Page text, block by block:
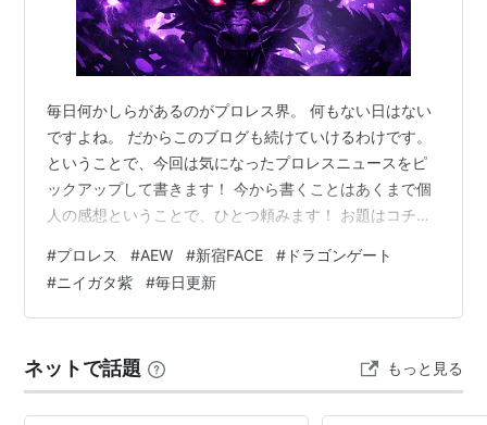
毎日何かしらがあるのがプロレス界。 何もない日はない
ですよね。 だからこのブログも続けていけるわけです。
ということで、今回は気になったプロレスニュースをピ
ックアップして書きます！ 今から書くことはあくまで個
人の感想ということで、ひとつ頼みます！ お題はコチ
す。著作権フリー！（笑） まずはコレ。 #AEWDynamite
でその存在を強烈に示した"ザ・ドッグス"が正式にAEW
の一員になりました。ゲイブ・キッド、クラーク・コナ
へ。@GabeKidd0115 @ClarkConnors @THE…
#プロレス #AEW #新宿FACE # ドラゴンゲート
#ニイガタ紫 #毎日更新
ネットで話題 もっと見る